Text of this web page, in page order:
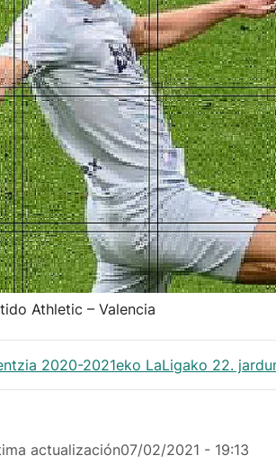
Athletic – Valencia
2020-2021eko LaLigako 22.
actualización07/02/2021 - 19:13